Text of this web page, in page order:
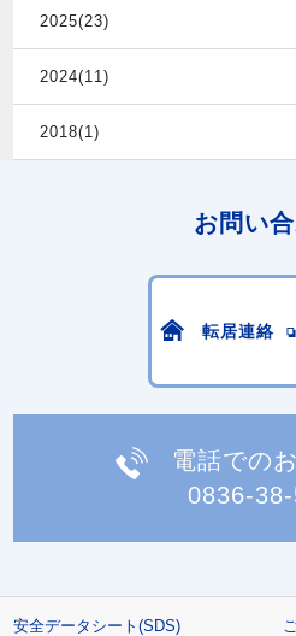
2025(23)
2024(11)
2018(1)
お問い
転居連絡
電話での
0836-
安全データシート(SDS)